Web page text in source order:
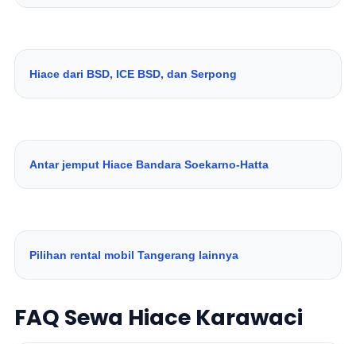
Hiace dari BSD, ICE BSD, dan Serpong
Antar jemput Hiace Bandara Soekarno-Hatta
Pilihan rental mobil Tangerang lainnya
FAQ Sewa Hiace Karawaci